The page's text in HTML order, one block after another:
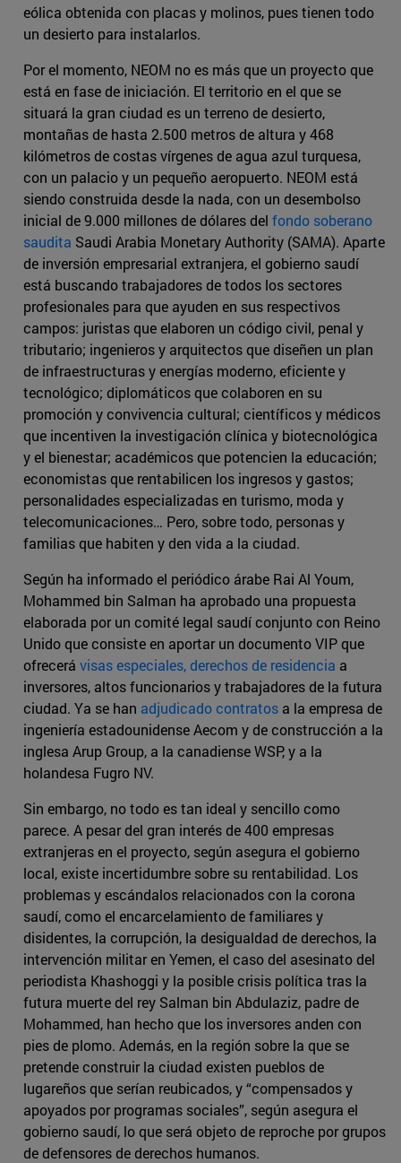
eólica obtenida con placas y molinos, pues tienen todo
un desierto para instalarlos.
Por el momento, NEOM no es más que un proyecto que
está en fase de iniciación. El territorio en el que se
situará la gran ciudad es un terreno de desierto,
montañas de hasta 2.500 metros de altura y 468
kilómetros de costas vírgenes de agua azul turquesa,
con un palacio y un pequeño aeropuerto. NEOM está
siendo construida desde la nada, con un desembolso
inicial de 9.000 millones de dólares del fondo soberano
saudita Saudi Arabia Monetary Authority (SAMA). Aparte
de inversión empresarial extranjera, el gobierno saudí
está buscando trabajadores de todos los sectores
profesionales para que ayuden en sus respectivos
campos: juristas que elaboren un código civil, penal y
tributario; ingenieros y arquitectos que diseñen un plan
de infraestructuras y energías moderno, eficiente y
tecnológico; diplomáticos que colaboren en su
promoción y convivencia cultural; científicos y médicos
que incentiven la investigación clínica y biotecnológica
y el bienestar; académicos que potencien la educación;
economistas que rentabilicen los ingresos y gastos;
personalidades especializadas en turismo, moda y
telecomunicaciones… Pero, sobre todo, personas y
familias que habiten y den vida a la ciudad.
Según ha informado el periódico árabe Rai Al Youm,
Mohammed bin Salman ha aprobado una propuesta
elaborada por un comité legal saudí conjunto con Reino
Unido que consiste en aportar un documento VIP que
ofrecerá visas especiales, derechos de residencia a
inversores, altos funcionarios y trabajadores de la futura
ciudad. Ya se han adjudicado contratos a la empresa de
ingeniería estadounidense Aecom y de construcción a la
inglesa Arup Group, a la canadiense WSP, y a la
holandesa Fugro NV.
Sin embargo, no todo es tan ideal y sencillo como
parece. A pesar del gran interés de 400 empresas
extranjeras en el proyecto, según asegura el gobierno
local, existe incertidumbre sobre su rentabilidad. Los
problemas y escándalos relacionados con la corona
saudí, como el encarcelamiento de familiares y
disidentes, la corrupción, la desigualdad de derechos, la
intervención militar en Yemen, el caso del asesinato del
periodista Khashoggi y la posible crisis política tras la
futura muerte del rey Salman bin Abdulaziz, padre de
Mohammed, han hecho que los inversores anden con
pies de plomo. Además, en la región sobre la que se
pretende construir la ciudad existen pueblos de
lugareños que serían reubicados, y “compensados y
apoyados por programas sociales”, según asegura el
gobierno saudí, lo que será objeto de reproche por grupos
de defensores de derechos humanos.